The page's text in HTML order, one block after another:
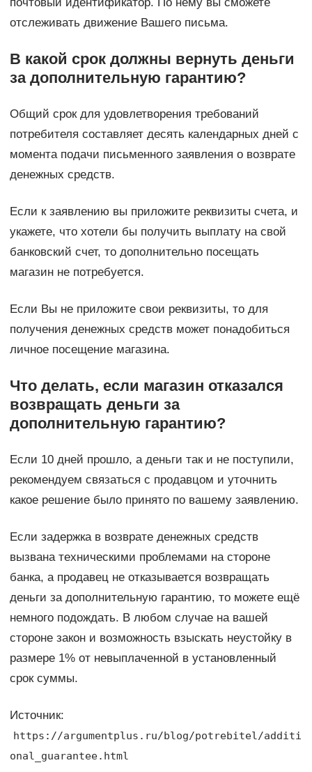
отслеживать движение Вашего письма.
В какой срок должны вернуть деньги
за дополнительную гарантию?
Общий срок для удовлетворения требований
потребителя составляет десять календарных дней с
момента подачи письменного заявления о возврате
денежных средств.
Если к заявлению вы приложите реквизиты счета, и
укажете, что хотели бы получить выплату на свой
банковский счет, то дополнительно посещать
магазин не потребуется.
Если Вы не приложите свои реквизиты, то для
получения денежных средств может понадобиться
личное посещение магазина.
Что делать, если магазин отказался
возвращать деньги за
дополнительную гарантию?
Если 10 дней прошло, а деньги так и не поступили,
рекомендуем связаться с продавцом и уточнить
какое решение было принято по вашему заявлению.
Если задержка в возврате денежных средств
вызвана техническими проблемами на стороне
банка, а продавец не отказывается возвращать
деньги за дополнительную гарантию, то можете ещё
немного подождать. В любом случае на вашей
стороне закон и возможность взыскать неустойку в
размере 1% от невыплаченной в установленный
срок суммы.
Источник:
https://argumentplus.ru/blog/potrebitel/additi
onal_guarantee.html